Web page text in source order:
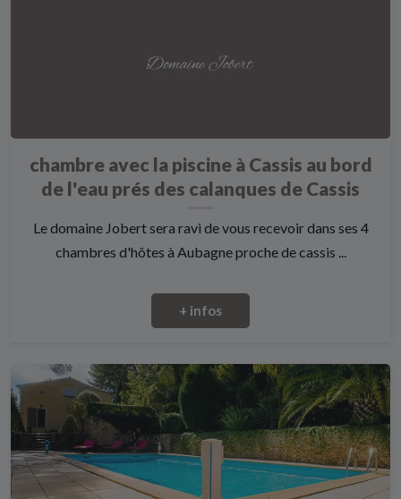
chambre avec la piscine à Cassis au bord
de l'eau prés des calanques de Cassis
Le domaine Jobert sera ravi de vous recevoir dans ses 4
chambres d'hôtes à Aubagne proche de cassis ...
+ infos